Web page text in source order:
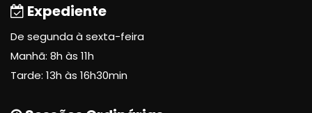
Expediente
De segunda à sexta-feira
Manhã: 8h às 11h
Tarde: 13h às 16h30min